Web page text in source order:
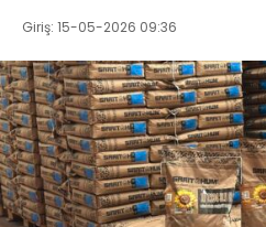
Giriş: 15-05-2026 09:36